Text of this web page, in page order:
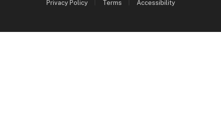
Privacy Policy Terms Accessibility